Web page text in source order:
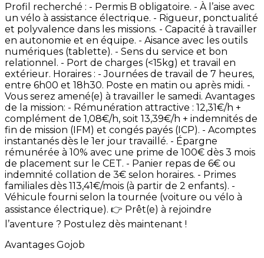
Profil recherché : - Permis B obligatoire. - À l’aise avec
un vélo à assistance électrique. - Rigueur, ponctualité
et polyvalence dans les missions. - Capacité à travailler
en autonomie et en équipe. - Aisance avec les outils
numériques (tablette). - Sens du service et bon
relationnel. - Port de charges (<15kg) et travail en
extérieur. Horaires : -Journées de travail de 7 heures,
entre 6h00 et 18h30. Poste en matin ou après midi. -
Vous serez amené(e) à travailler le samedi. Avantages
de la mission: - Rémunération attractive : 12,31€/h +
complément de 1,08€/h, soit 13,39€/h + indemnités de
fin de mission (IFM) et congés payés (ICP). - Acomptes
instantanés dès le 1er jour travaillé. - Épargne
rémunérée à 10% avec une prime de 100€ dès 3 mois
de placement sur le CET. - Panier repas de 6€ ou
indemnité collation de 3€ selon horaires. - Primes
familiales dès 113,41€/mois (à partir de 2 enfants). -
Véhicule fourni selon la tournée (voiture ou vélo à
assistance électrique). 👉 Prêt(e) à rejoindre
l’aventure ? Postulez dès maintenant !
Avantages Gojob